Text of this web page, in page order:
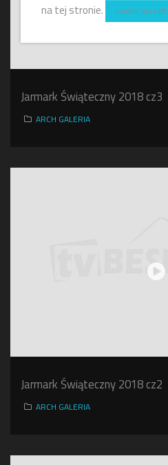
Jarmark Świąteczny 2018 cz3
ARCH GALERIA
Jarmark Świąteczny 2018 cz2
ARCH GALERIA
na tej stronie.
cookie accept.